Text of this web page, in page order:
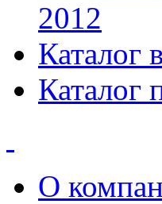
2012
Каталог
Каталог
О